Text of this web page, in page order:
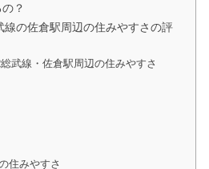
？
線の佐倉駅周辺の住みやすさの評
武線・佐倉駅周辺の住みやすさ
住みやすさ